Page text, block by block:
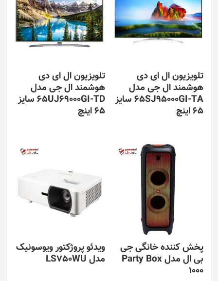
تلویزیون ال ای دی
هوشمند ال جی مدل
65SJ95000GI-TA سایز
65 اینچ
تلویزیون ال ای دی
هوشمند ال جی مدل
65UJ69000GI-TD سایز
65 اینچ
پخش کننده خانگی جی
بی ال مدل Party Box
1000
ویدئو پروژکتور ویوسونیک
مدل LS750WU